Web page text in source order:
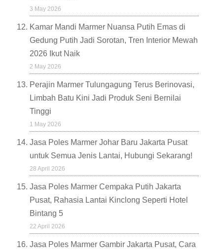
3 May 2026
Kamar Mandi Marmer Nuansa Putih Emas di
Gedung Putih Jadi Sorotan, Tren Interior Mewah
2026 Ikut Naik
2 May 2026
Perajin Marmer Tulungagung Terus Berinovasi,
Limbah Batu Kini Jadi Produk Seni Bernilai
Tinggi
1 May 2026
Jasa Poles Marmer Johar Baru Jakarta Pusat
untuk Semua Jenis Lantai, Hubungi Sekarang!
28 April 2026
Jasa Poles Marmer Cempaka Putih Jakarta
Pusat, Rahasia Lantai Kinclong Seperti Hotel
Bintang 5
22 April 2026
Jasa Poles Marmer Gambir Jakarta Pusat, Cara